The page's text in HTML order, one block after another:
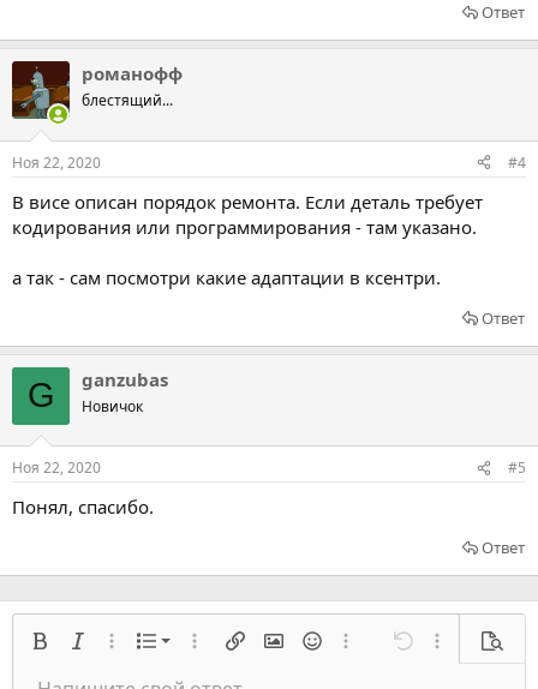
Ответ
романофф
блестящий...
Ноя 22, 2020 #4
В висе описан порядок ремонта. Если деталь требует
кодирования или программирования - там указано.
а так - сам посмотри какие адаптации в ксентри.
Ответ
G ganzubas
Новичок
Ноя 22, 2020 #5
Понял, спасибо.
Ответ
ЖирныйКурсивРасширенный режим...
СписокНумерованный список
Расширенный режим...
Вставить ссылку
Вставить изображение
СмайлыРасширенный режим...
Отмена